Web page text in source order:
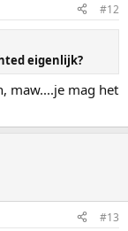
#12
eigenlijk?
maw....je mag het
#13